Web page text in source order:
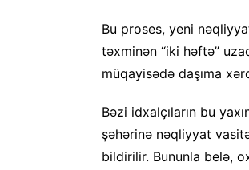
Bu proses, yeni
təxminən “iki həftə”
müqayisədə daşıma
Bəzi idxalçıların bu
şəhərinə nəqliyyat
bildirilir. Bununla belə,